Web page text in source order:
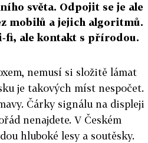
světa. Odpojit se je ale
mobilů a jejich algoritmů.
ale kontakt s přírodou.
nemusí si složitě lámat
je takových míst nespočet.
Čárky signálu na displeji
nenajdete. V Českém
hluboké lesy a soutěsky.